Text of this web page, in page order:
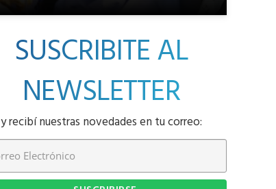
SUSCRIBITE AL
NEWSLETTER
y recibí nuestras novedades en tu correo: